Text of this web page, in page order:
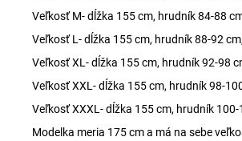
Veľkosť M- dĺžka 155 cm, hrudník 84-88
Veľkosť L- dĺžka 155 cm, hrudník 88-92
Veľkosť XL- dĺžka 155 cm, hrudník 92-98
Veľkosť XXL- dĺžka 155 cm, hrudník 98-
Veľkosť XXXL- dĺžka 155 cm, hrudník
Modelka meria 175 cm a má na sebe